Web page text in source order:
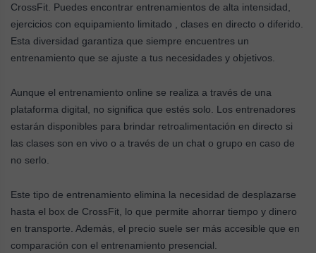
CrossFit. Puedes encontrar entrenamientos de alta intensidad,
ejercicios con equipamiento limitado , clases en directo o diferido.
Esta diversidad garantiza que siempre encuentres un
entrenamiento que se ajuste a tus necesidades y objetivos.
Aunque el entrenamiento online se realiza a través de una
plataforma digital, no significa que estés solo. Los entrenadores
estarán disponibles para brindar retroalimentación en directo si
las clases son en vivo o a través de un chat o grupo en caso de
no serlo.
Este tipo de entrenamiento elimina la necesidad de desplazarse
hasta el box de CrossFit, lo que permite ahorrar tiempo y dinero
en transporte. Además, el precio suele ser más accesible que en
comparación con el entrenamiento presencial.